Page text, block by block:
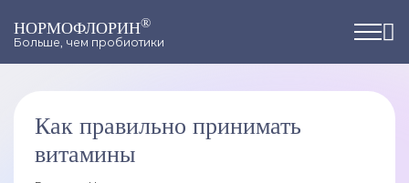
НОРМОФЛОРИН®
Больше, чем пробиотики
Как правильно принимать
витамины